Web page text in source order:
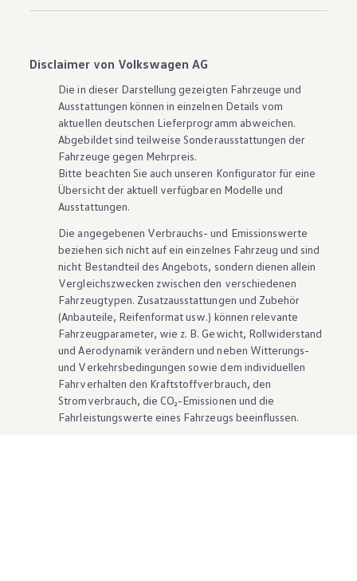
Disclaimer von Volkswagen AG
Die in dieser Darstellung gezeigten Fahrzeuge und
Ausstattungen können in einzelnen Details vom
aktuellen deutschen Lieferprogramm abweichen.
Abgebildet sind teilweise Sonderausstattungen der
Fahrzeuge gegen Mehrpreis.
Bitte beachten Sie auch unseren Konfigurator für eine
Übersicht der aktuell verfügbaren Modelle und
Ausstattungen.
Die angegebenen Verbrauchs- und Emissionswerte
beziehen sich nicht auf ein einzelnes Fahrzeug und sind
nicht Bestandteil des Angebots, sondern dienen allein
Vergleichszwecken zwischen den verschiedenen
Fahrzeugtypen. Zusatzausstattungen und Zubehör
(Anbauteile, Reifenformat usw.) können relevante
Fahrzeugparameter, wie z. B. Gewicht, Rollwiderstand
und Aerodynamik verändern und neben Witterungs-
und Verkehrsbedingungen sowie dem individuellen
Fahrverhalten den Kraftstoffverbrauch, den
Stromverbrauch, die CO₂-Emissionen und die
Fahrleistungswerte eines Fahrzeugs beeinflussen.